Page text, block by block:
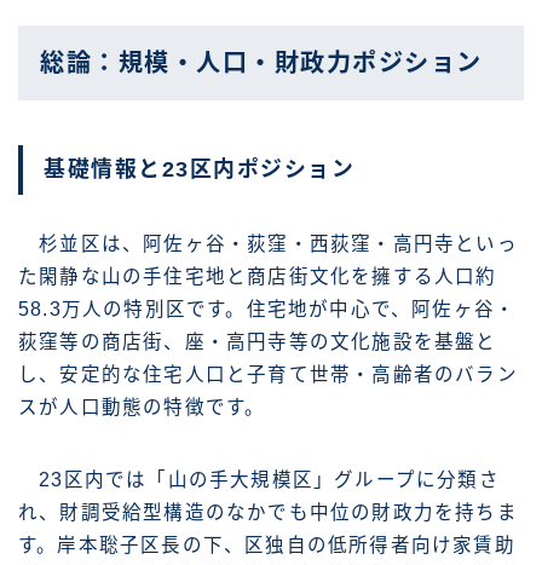
総論：規模・人口・財政力ポジション
基礎情報と23区内ポジション
杉並区は、阿佐ヶ谷・荻窪・西荻窪・高円寺といっ
た閑静な山の手住宅地と商店街文化を擁する人口約
58.3万人の特別区です。住宅地が中心で、阿佐ヶ谷・
荻窪等の商店街、座・高円寺等の文化施設を基盤と
し、安定的な住宅人口と子育て世帯・高齢者のバラン
スが人口動態の特徴です。
23区内では「山の手大規模区」グループに分類さ
れ、財調受給型構造のなかでも中位の財政力を持ちま
す。岸本聡子区長の下、区独自の低所得者向け家賃助